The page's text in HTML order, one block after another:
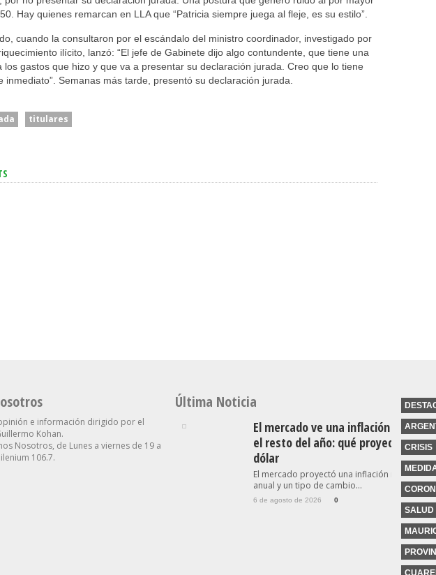
Hay quienes remarcan en LLA que “Patricia siempre juega al fleje, es su estilo”.
cuando la consultaron por el escándalo del ministro coordinador, investigado por
ilícito, lanzó: “El jefe de Gabinete dijo algo contundente, que tiene una
los gastos que hizo y que va a presentar su declaración jurada. Creo que lo tiene
inmediato”. Semanas más tarde, presentó su declaración jurada.
titulares
e información dirigido por el
Kohan.
Nosotros, de Lunes a viernes de 19 a
106.7.
Última Noticia
El mercado ve una inflación a la baja
el resto del año: qué proyecta para el
dólar
El mercado proyectó una inflación menor al
anual y un tipo de cambio...
6 de agosto de 2026 0
CRISIS
SALUD